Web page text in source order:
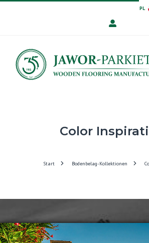
PL
Color
Start Bodenbelag-Kollektionen